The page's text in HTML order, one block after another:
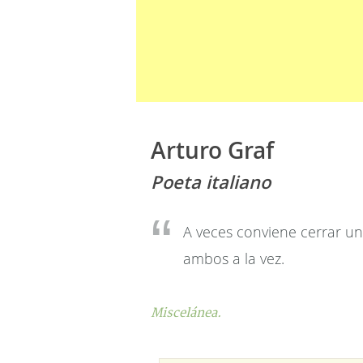
Arturo Graf
Poeta italiano
A veces conviene cerrar
ambos a la vez.
Miscelánea.